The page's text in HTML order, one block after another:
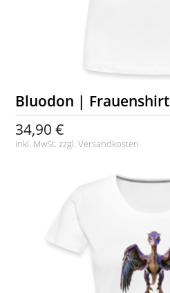
Bluodon | Frauenshirt
34,90 €
inkl. MwSt. zzgl.Versandkosten